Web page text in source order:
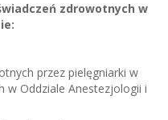
zdrowotnych w
przez pielęgniarki w
w Oddziale Anestezjologii i